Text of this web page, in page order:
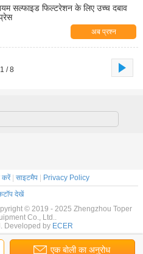
सल्फाइड फिल्टरेशन के लिए उच्च दबाव
अब प्रश्न
1 / 8
एक बोली का अनुरोध
करें| साइटमैप
Privacy Policy
देखें
© 2019 - 2025 Zhengzhou Toper
Co., Ltd..
Developed by ECER